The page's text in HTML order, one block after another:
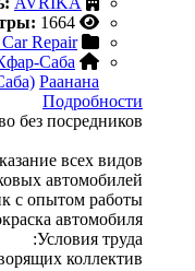
1664
Repair
Саба
Раанана
Подробности
без посредников!!!
всех видов
автомобилей
с опытом работы
автомобиля.
Условия труда:
коллектив!